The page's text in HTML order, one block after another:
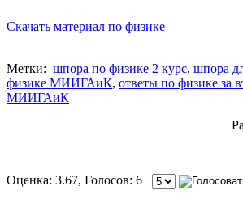
Скачать материал по физике
Метки: шпора по физике 2 курс, шпора
физике МИИГАиК, ответы по физике за
МИИГАиК
Оценка: 3.67, Голосов: 6